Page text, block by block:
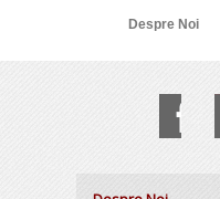
Despre Noi